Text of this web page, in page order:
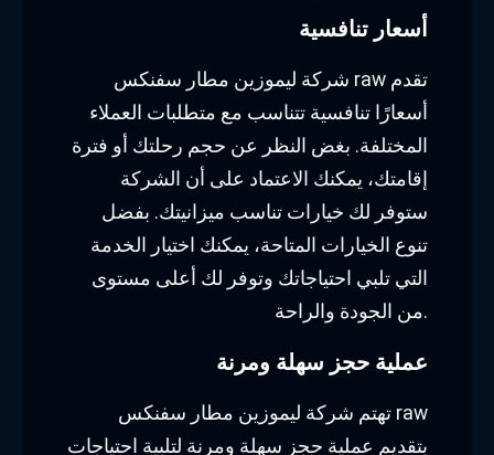
أسعار تنافسية
شركة ليموزين مطار سفنكس raw تقدم
أسعارًا تنافسية تتناسب مع متطلبات العملاء
المختلفة. بغض النظر عن حجم رحلتك أو فترة
إقامتك، يمكنك الاعتماد على أن الشركة
ستوفر لك خيارات تناسب ميزانيتك. بفضل
تنوع الخيارات المتاحة، يمكنك اختيار الخدمة
التي تلبي احتياجاتك وتوفر لك أعلى مستوى
من الجودة والراحة.
عملية حجز سهلة ومرنة
تهتم شركة ليموزين مطار سفنكس raw
بتقديم عملية حجز سهلة ومرنة لتلبية احتياجات